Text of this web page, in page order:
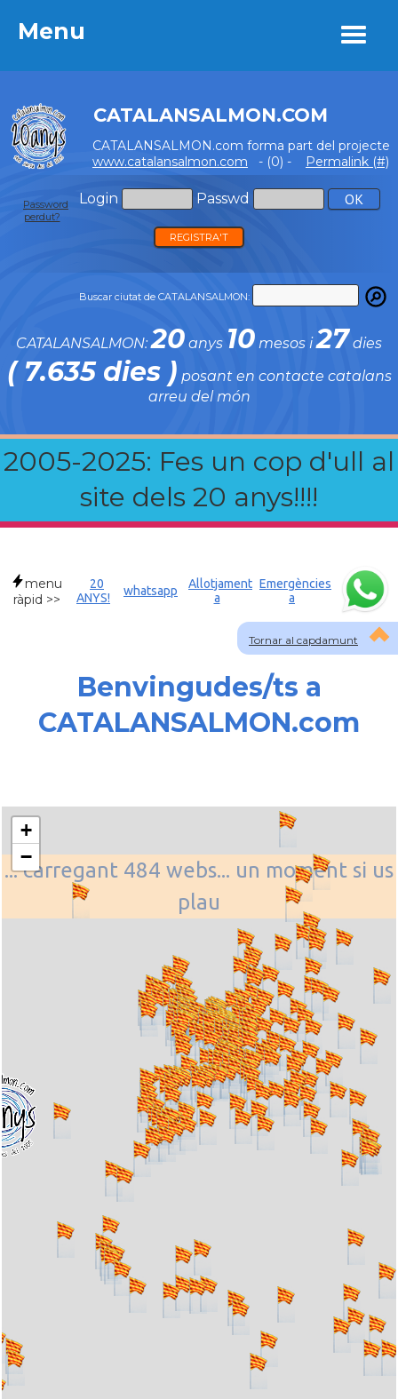
Menu
CATALANSALMON.COM
CATALANSALMON.com forma part del projecte
www.catalansalmon.com - (0) - Permalink (#)
Login Passwd
Password
perdut?
REGISTRA'T
Buscar ciutat de CATALANSALMON:
CATALANSALMON:20 anys 10 mesos i27 dies
( 7.635 dies ) posant en contacte catalans
arreu del món
2005-2025: Fes un cop d'ull al
site dels 20 anys!!!!
Menu
Tornar al capdamunt
menu
ràpid >>
20
ANYS!
whatsapp
Allotjament
a
Emergències
a
Benvingudes/ts a
CATALANSALMON.com
... carregant 484 webs... un moment si us
plau
+
−